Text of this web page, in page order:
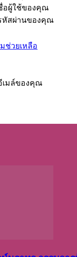
อผู้ใช้ของคุณ
หัสผ่านของคุณ
ช่วยเหลือ
เมล์ของคุณ